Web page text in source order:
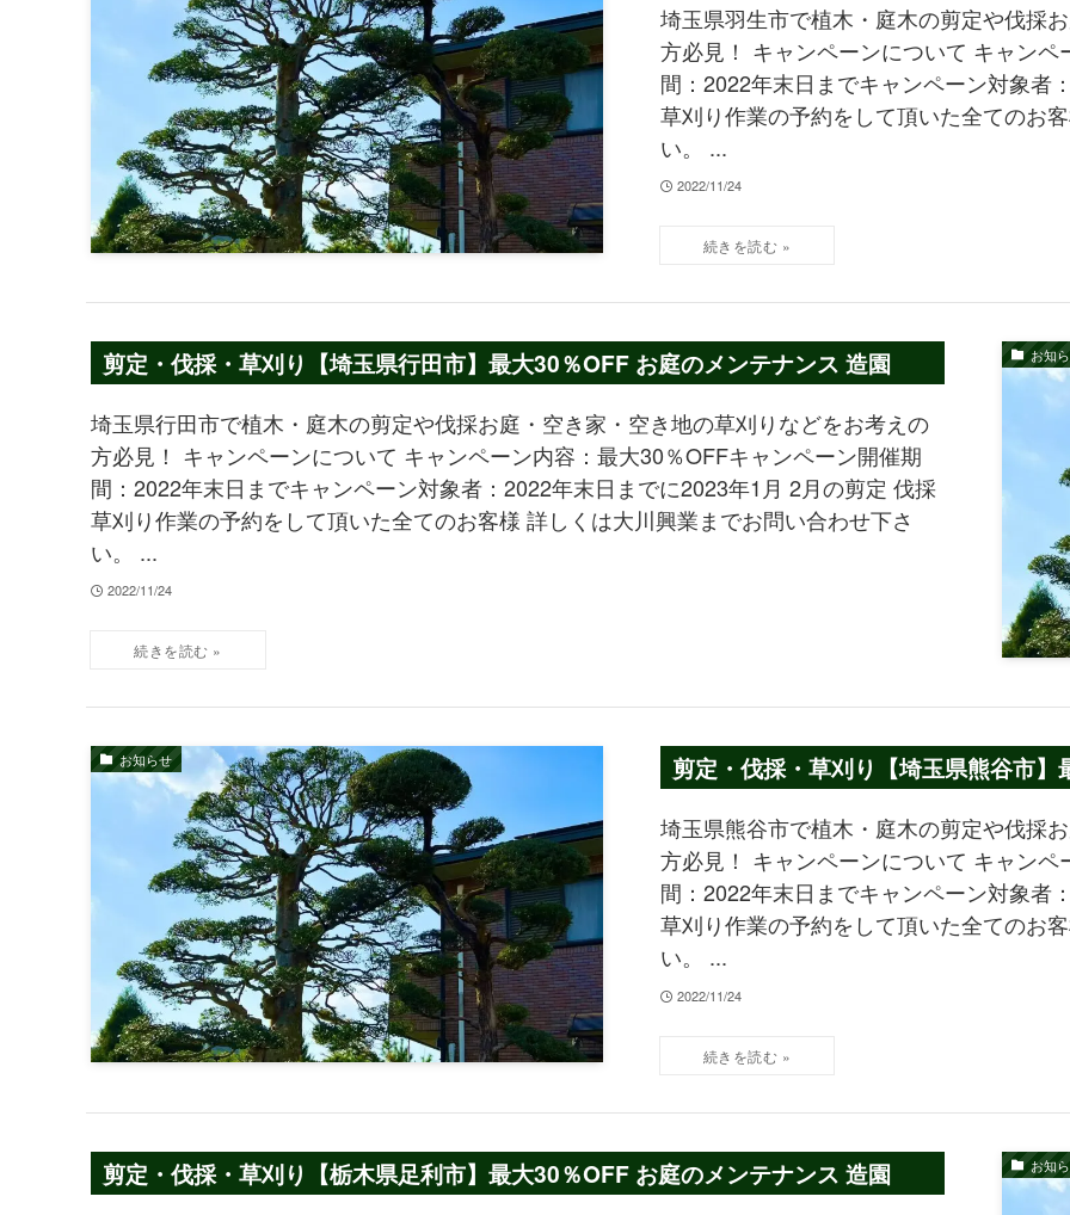
埼玉県羽生市で植木・庭木の剪定や伐採
方必見！ キャンペーンについて キャン
間：2022年末日までキャンペーン対象者
草刈り作業の予約をして頂いた全てのお
い。 ...
2022/11/24
お知
剪定・伐採・草刈り【埼玉県行田市】最大30％OFF お庭のメンテナンス 造園
埼玉県行田市で植木・庭木の剪定や伐採お庭・空き家・空き地の草刈りなどをお考えの
方必見！ キャンペーンについて キャンペーン内容：最大30％OFFキャンペーン開催期
間：2022年末日までキャンペーン対象者：2022年末日までに2023年1月 2月の剪定 伐採
草刈り作業の予約をして頂いた全てのお客様 詳しくは大川興業までお問い合わせ下さ
い。 ...
2022/11/24
お知らせ 剪定・伐採・草刈り【埼玉県熊谷市
埼玉県熊谷市で植木・庭木の剪定や伐採
方必見！ キャンペーンについて キャン
間：2022年末日までキャンペーン対象者
草刈り作業の予約をして頂いた全てのお
い。 ...
2022/11/24
お知
剪定・伐採・草刈り【栃木県足利市】最大30％OFF お庭のメンテナンス 造園